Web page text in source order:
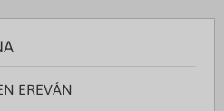
EREVÁN